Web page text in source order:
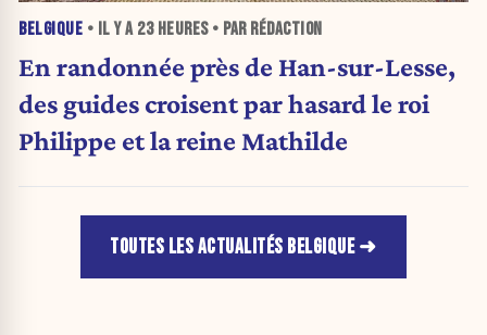
BELGIQUE • IL Y A 23 HEURES• PAR RÉDACTION
En randonnée près de Han-sur-Lesse,
des guides croisent par hasard le roi
Philippe et la reine Mathilde
TOUTES LES ACTUALITÉS BELGIQUE